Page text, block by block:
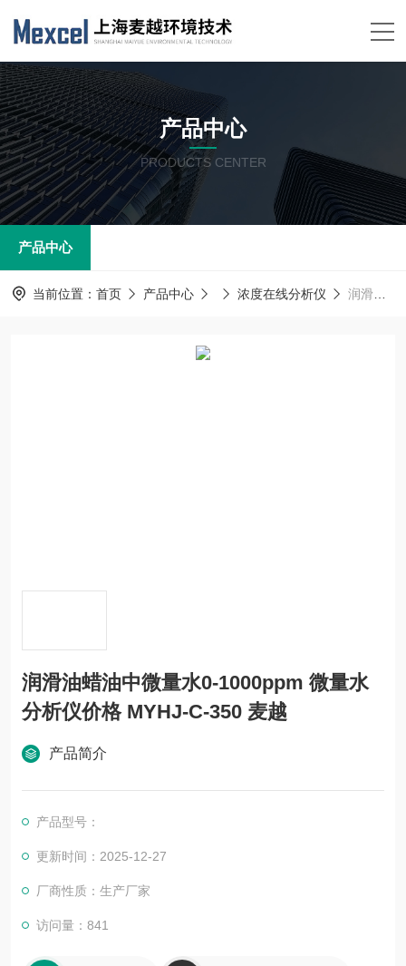
产品中心
PRODUCTS CENTER
产品中心
当前位置： 首页 产品中心 浓度在线分析仪 润滑油蜡油中微量水0-1000ppm 微量水分析仪价格 MYHJ-C-350 麦越
润滑油蜡油中微量水0-1000ppm 微量水
分析仪价格 MYHJ-C-350 麦越
产品简介
产品型号：
更新时间：2025-12-27
厂商性质：生产厂家
访问量：841